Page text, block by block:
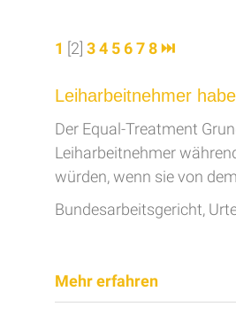
1 [2] 34 5678⏭
Leiharbeitnehmer
Der Equal-Treatment
Leiharbeitnehmer
würden, wenn sie von
Bundesarbeitsgericht,
Mehr erfahren